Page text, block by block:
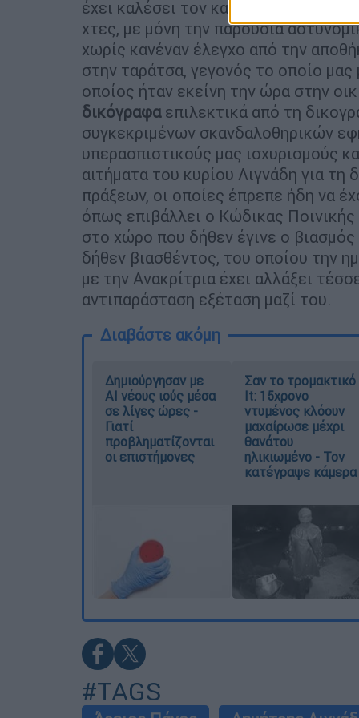
έχει καλέσει τον κατηγορούμενο ή
χτες, με μόνη την παρουσία
χωρίς κανέναν έλεγχο από την
στην ταράτσα, γεγονός το οποίο
οποίος ήταν εκείνη την ώρα στην
δικόγραφα επιλεκτικά από τη
συγκεκριμένων σκανδαλοθηρικών
υπερασπιστικούς μας ισχυρισμούς
αιτήματα του κυρίου Λιγνάδη για
πράξεων, οι οποίες έπρεπε ήδη να
όπως επιβάλλει ο Κώδικας Ποινικής
στο χώρο που δήθεν έγινε ο
δήθεν βιασθέντος, του οποίου την
με την Ανακρίτρια έχει αλλάξει
αντιπαράσταση εξέταση μαζί του.
Διαβάστε ακόμη
Δημιούργησαν με
AI νέους ιούς μέσα
σε λίγες ώρες -
Γιατί
προβληματίζονται
οι επιστήμονες
Σαν το τρομακτικό
It: 15χρονο
ντυμένος κλόουν
μαχαίρωσε μέχρι
θανάτου
ηλικιωμένο - Τον
κατέγραψε κάμερα
#TAGS